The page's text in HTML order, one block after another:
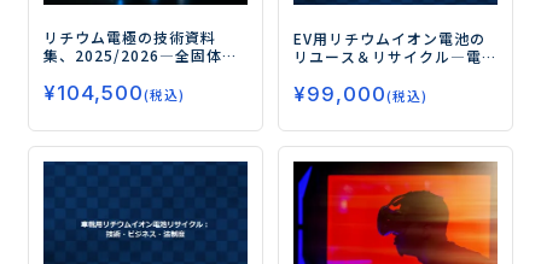
リチウム電極の技術資料
集、2025/2026―全固体セ
硫黄セル ～with ドライ電
極 and 伝導パス～―
¥104,500(税込)
EV用リチウムイオン電池の
リユース＆リサイクル―電
とビジネス対応―
¥99,000(税込)